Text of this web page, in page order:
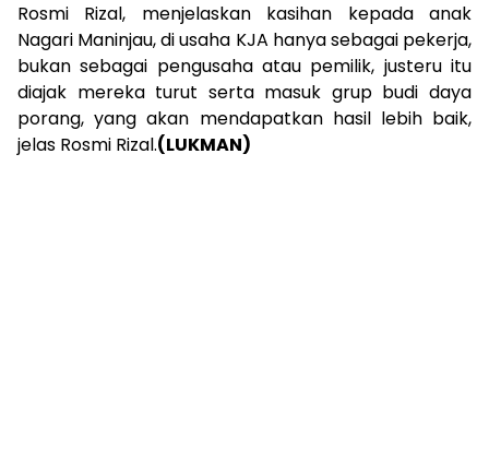
Rosmi Rizal, menjelaskan kasihan kepada anak
Nagari Maninjau, di usaha KJA hanya sebagai pekerja,
bukan sebagai pengusaha atau pemilik, justeru itu
diajak mereka turut serta masuk grup budi daya
porang, yang akan mendapatkan hasil lebih baik,
jelas Rosmi Rizal.(LUKMAN)